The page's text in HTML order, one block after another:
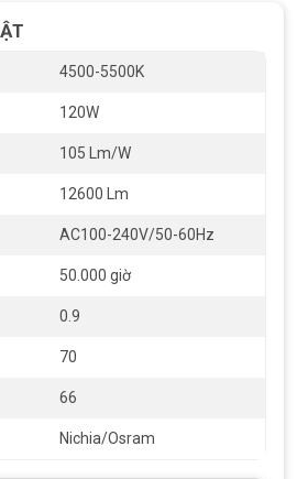
đúc
TCVN
số:
đến 80% so với đèn cao áp thủy
giao thông vào ban đêm.
phép hoạt động ổn định dưới mưa
4500-5500K
120W
105 Lm/W
12600 Lm
AC100-240V/50-60Hz
50.000 giờ
0.9
70
66
Nichia/Osram